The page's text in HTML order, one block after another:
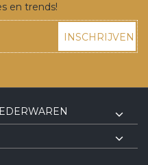
en trends!
INSCHRIJVEN